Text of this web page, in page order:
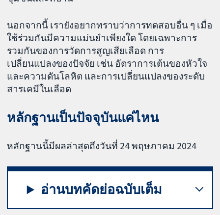
นอกจากนี้ เรายังอยากทราบว่าการทดสอบอื่น ๆ เมื่อ
ใช้ร่วมกันมีความแม่นยำเพียงใด โดยเฉพาะการ
รวมกันของการวัดการสูญเสียเลือด การ
เปลี่ยนแปลงของปัจจัย เช่น อัตราการเต้นของหัวใจ
และความดันโลหิต และการเปลี่ยนแปลงของระดับ
สารเคมีในเลือด
หลักฐานเป็นปัจจุบันแค่ไหน
หลักฐานนี้มีผลล่าสุดถึงวันที่ 24 พฤษภาคม 2024
อ่านบทคัดย่อฉบับเต็ม